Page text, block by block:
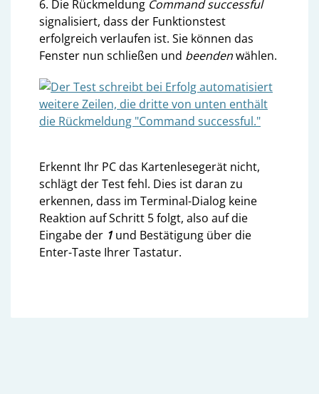
6. Die Rückmeldung Command successful
signalisiert, dass der Funktionstest
erfolgreich verlaufen ist. Sie können das
Fenster nun schließen und beendenwählen.
Erkennt Ihr PC das Kartenlesegerät nicht,
schlägt der Test fehl. Dies ist daran zu
erkennen, dass im Terminal-Dialog keine
Reaktion auf Schritt 5 folgt, also auf die
Eingabe der 1 und Bestätigung über die
Enter-Taste Ihrer Tastatur.